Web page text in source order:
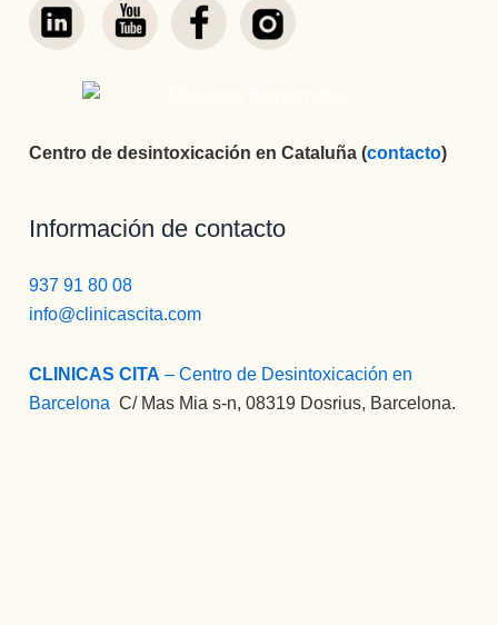
Centro de desintoxicación en Cataluña (contacto)
Información de contacto
937 91 80 08
info@clinicascita.com
CLINICAS CITA – Centro de Desintoxicación en
Barcelona :C/ Mas Mia s-n, 08319 Dosrius, Barcelona.